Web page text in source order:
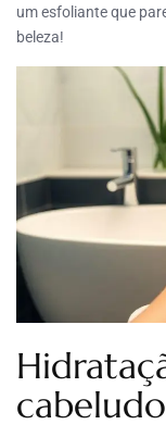
um esfoliante que
beleza!